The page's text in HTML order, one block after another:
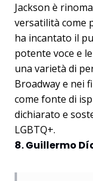
Jackson è
versatilità come
ha incantato il
potente voce e
una varietà di
Broadway e nei
come fonte di
dichiarato e
LGBTQ+.
8. Guillermo